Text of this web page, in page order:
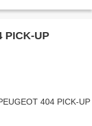
PICK-UP